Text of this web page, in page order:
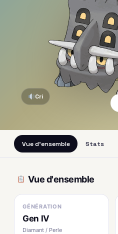
Cri
Vue d'ensemble Stats
Vue d'ensemble
GÉNÉRATION
Gen IV
Diamant / Perle